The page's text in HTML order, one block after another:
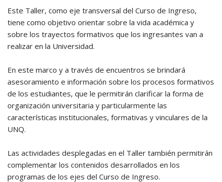
Este Taller, como eje transversal del Curso de Ingreso,
tiene como objetivo orientar sobre la vida académica y
sobre los trayectos formativos que los ingresantes van a
realizar en la Universidad.
En este marco y a través de encuentros se brindará
asesoramiento e información sobre los procesos formativos
de los estudiantes, que le permitirán clarificar la forma de
organización universitaria y particularmente las
características institucionales, formativas y vinculares de la
UNQ.
Las actividades desplegadas en el Taller también permitirán
complementar los contenidos desarrollados en los
programas de los ejes del Curso de Ingreso.